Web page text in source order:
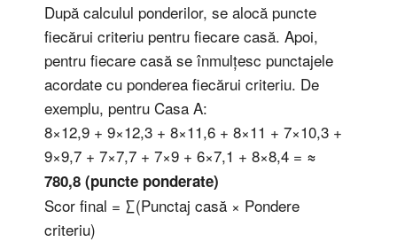
După calculul ponderilor, se alocă puncte
fiecărui criteriu pentru fiecare casă. Apoi,
pentru fiecare casă se înmulțesc punctajele
acordate cu ponderea fiecărui criteriu. De
exemplu, pentru Casa A:
8×12,9 + 9×12,3 + 8×11,6 + 8×11 + 7×10,3 +
9×9,7 + 7×7,7 + 7×9 + 6×7,1 + 8×8,4 = ≈
780,8 (puncte ponderate)
Scor final = ∑(Punctaj casă × Pondere
criteriu)